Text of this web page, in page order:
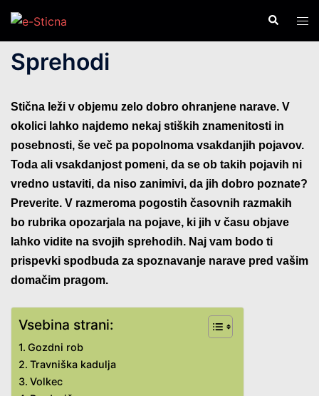
Skip
content
Search
Sprehodi
Stična leži v objemu zelo dobro ohranjene narave. V
okolici lahko najdemo nekaj stiških znamenitosti in
posebnosti, še več pa popolnoma vsakdanjih pojavov.
Toda ali vsakdanjost pomeni, da se ob takih pojavih ni
vredno ustaviti, da niso zanimivi, da jih dobro poznate?
Preverite. V razmeroma pogostih časovnih razmakih
bo rubrika opozarjala na pojave, ki jih v času objave
lahko vidite na svojih sprehodih. Naj vam bodo ti
prispevki spodbuda za spoznavanje narave pred vašim
domačim pragom.
Vsebina strani:
Gozdni rob
Travniška kadulja
Volkec